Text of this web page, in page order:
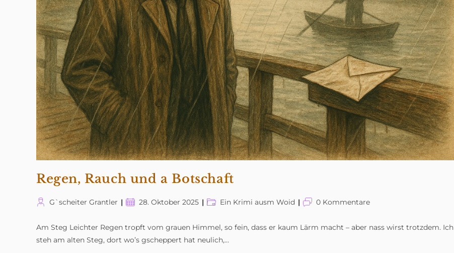
Regen, Rauch und a Botschaft
Beitrags-
G`scheiter Grantler
Beitrag28. Oktober 2025
Beitrags-
Ein Krimi ausm Woid
Beitrags-
0 Kommentare
Am Steg Leichter Regen tropft vom grauen Himmel, so fein, dass er kaum Lärm macht – aber nass wirst trotzdem. Ich
steh am alten Steg, dort wo’s gscheppert hat neulich,…